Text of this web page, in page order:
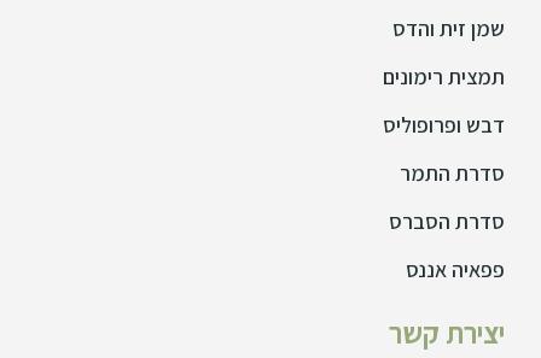
יצירת קשר
שמן זית והדס
תמצית רימונים
דבש ופרופוליס
סדרת התמר
סדרת הסברס
פפאיה אננס